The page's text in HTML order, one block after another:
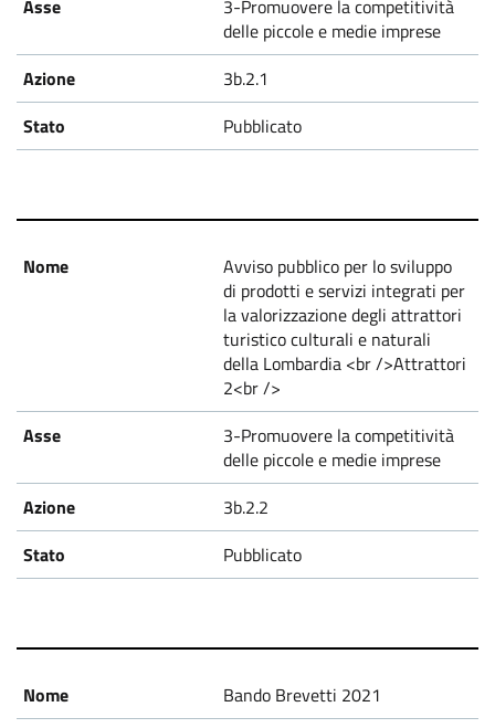
3-Promuovere la competitività
delle piccole e medie imprese
3b.2.1
Pubblicato
Avviso pubblico per lo sviluppo
di prodotti e servizi integrati per
la valorizzazione degli attrattori
turistico culturali e naturali
della Lombardia <br />Attrattori
2<br />
3-Promuovere la competitività
delle piccole e medie imprese
3b.2.2
Pubblicato
Bando Brevetti 2021